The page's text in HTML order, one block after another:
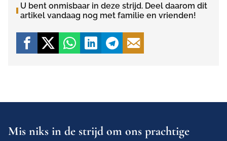
U bent onmisbaar in deze strijd. Deel daarom dit
artikel vandaag nog met familie en vrienden!
Mis niks in de strijd om ons prachtige